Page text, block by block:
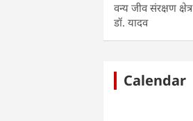
वन्य जीव संरक्षण
डॉ. यादव
Calendar